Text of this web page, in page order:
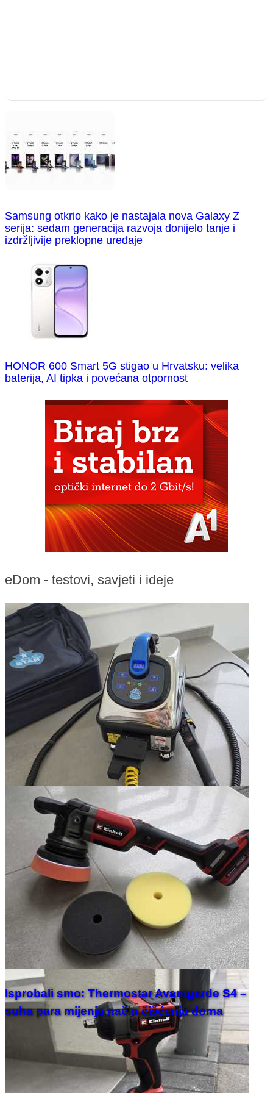
Samsung otkrio kako je nastajala nova Galaxy Z
serija: sedam generacija razvoja donijelo tanje i
izdržljivije preklopne uređaje
HONOR 600 Smart 5G stigao u Hrvatsku: velika
baterija, AI tipka i povećana otpornost
eDom - testovi, savjeti i ideje
Isprobali smo: Thermostar Avantgarde S4 –
suha para mijenja način čišćenja doma